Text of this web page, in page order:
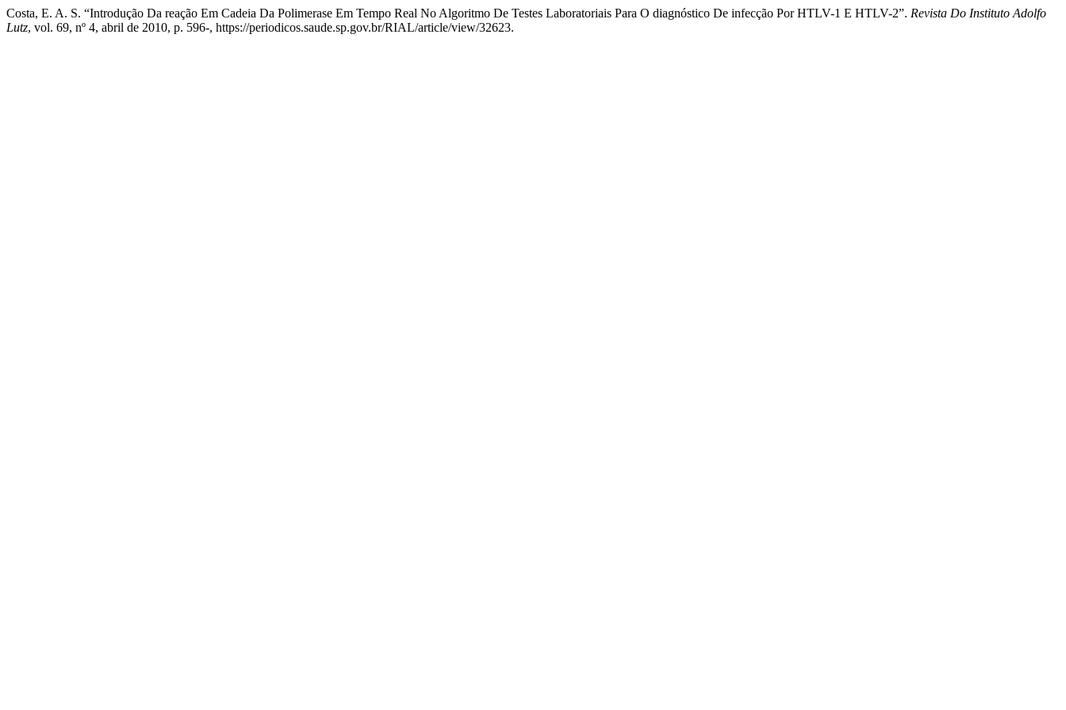
Costa, E. A. S. “Introdução Da reação Em Cadeia Da Polimerase Em Tempo Real No Algoritmo De Testes Laboratoriais Para O diagnóstico De infecção Por HTLV-1 E HTLV-2”. Revista Do Instituto Adolfo
Lutz, vol. 69, nº 4, abril de 2010, p. 596-, https://periodicos.saude.sp.gov.br/RIAL/article/view/32623.